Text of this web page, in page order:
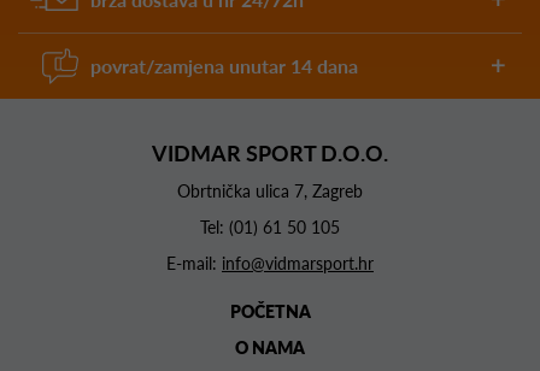
povrat/zamjena unutar 14 dana
VIDMAR SPORT D.O.O.
Obrtnička ulica 7, Zagreb
Tel: (01) 61 50 105
E-mail: info@vidmarsport.hr
POČETNA
O NAMA